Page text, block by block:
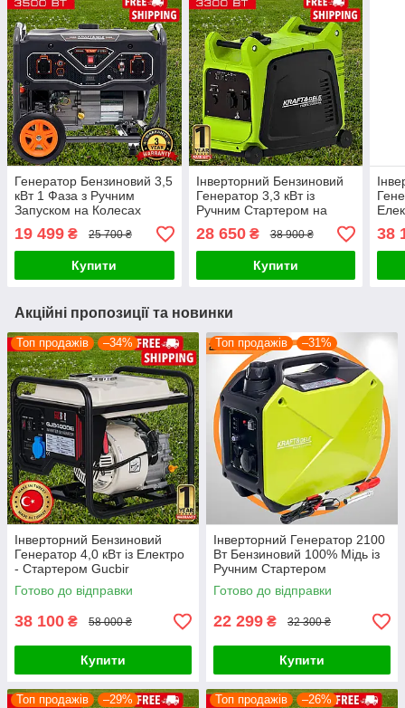
Генератор Бензиновий 3,5
кВт 1 Фаза з Ручним
Запуском на Колесах
Kraft&Dele KD695 3500 Вт
Електрогенератор з AVR
220В
19 499 ₴ 25 700 ₴
Купити
Інверторний Бензиновий
Генератор 3,3 кВт із
Ручним Стартером на
Колесах KRAFT&DELE
KD681 Бензогенератор
3300 Вт Однофазний
28 650₴ 38 900 ₴
Купити
38
Акційні пропозиції та новинки
Топ продажів –34%
Інверторний Бензиновий
Генератор 4,0 кВт із Електро
- Стартером Gucbir
GJB4000Eİ Бензогенератор
4000Вт Однофазний
Електрогенератор
Готово до відправки
38 100 ₴ 58 000 ₴
Купити
Топ продажів –31%
Інверторний Генератор 2100
Вт Бензиновий 100% Мідь із
Ручним Стартером
KRAFT&DELE KD684
Бензогенератор 2,1 кВт
Однофазний
Готово до відправки
22 299 ₴ 32 300 ₴
Купити
Топ продажів –29% Топ продажів –26%